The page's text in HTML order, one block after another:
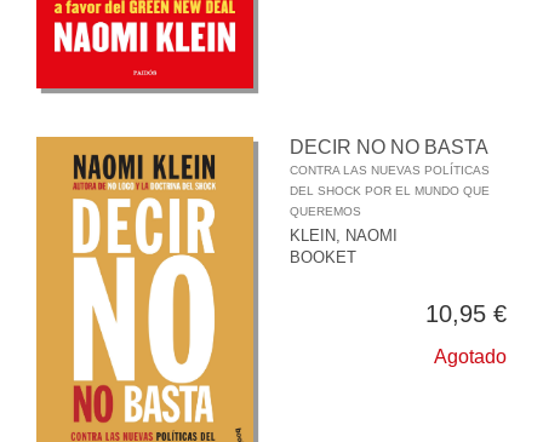
DECIR NO NO BASTA
CONTRA LAS NUEVAS POLÍTICAS
DEL SHOCK POR EL MUNDO QUE
QUEREMOS
KLEIN, NAOMI
BOOKET
10,95 €
Agotado